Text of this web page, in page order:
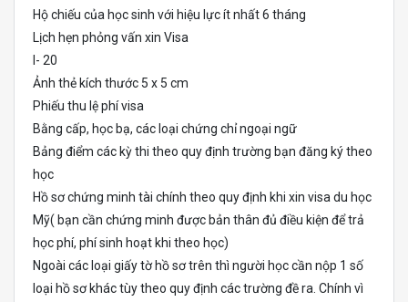
Hộ chiếu của học sinh với hiệu lực ít nhất 6 tháng
Lịch hẹn phỏng vấn xin Visa
I- 20
Ảnh thẻ kích thước 5 x 5 cm
Phiếu thu lệ phí visa
Bằng cấp, học bạ, các loại chứng chỉ ngoại ngữ
Bảng điểm các kỳ thi theo quy định trường bạn đăng ký theo
học
Hồ sơ chứng minh tài chính theo quy định khi xin visa du học
Mỹ( bạn cần chứng minh được bản thân đủ điều kiện để trả
học phí, phí sinh hoạt khi theo học)
Ngoài các loại giấy tờ hồ sơ trên thì người học cần nộp 1 số
loại hồ sơ khác tùy theo quy định các trường đề ra. Chính vì